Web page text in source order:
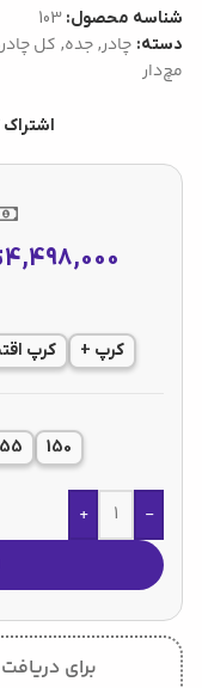
شناسه محصول: 103
دسته: چادر, جده, کل
مچ‌دار
4,498,000
کرپ + کرپ
150
-
+
برای